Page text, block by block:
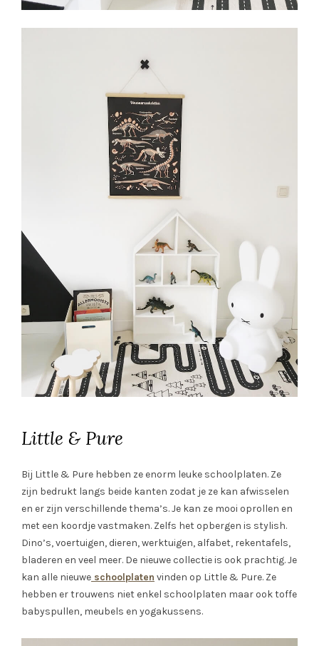
Little & Pure
Bij Little & Pure hebben ze enorm leuke schoolplaten. Ze
zijn bedrukt langs beide kanten zodat je ze kan afwisselen
en er zijn verschillende thema’s. Je kan ze mooi oprollen en
met een koordje vastmaken. Zelfs het opbergen is stylish.
Dino’s, voertuigen, dieren, werktuigen, alfabet, rekentafels,
bladeren en veel meer. De nieuwe collectie is ook prachtig. Je
kan alle nieuwe schoolplaten vinden op Little & Pure. Ze
hebben er trouwens niet enkel schoolplaten maar ook toffe
babyspullen, meubels en yogakussens.